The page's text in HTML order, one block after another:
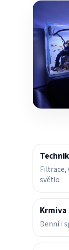
Filtrace,
světlo
Krmiva
Denní i